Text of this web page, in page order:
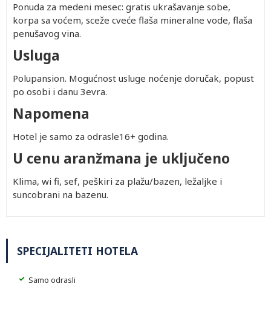
Ponuda za medeni mesec: gratis ukrašavanje sobe,
korpa sa voćem, sceže cveće flaša mineralne vode, flaša
penušavog vina.
Usluga
Polupansion. Mogućnost usluge noćenje doručak, popust
po osobi i danu 3evra.
Napomena
Hotel je samo za odrasle16+ godina.
U cenu aranžmana je uključeno
Klima, wi fi, sef, peškiri za plažu/bazen, ležaljke i
suncobrani na bazenu.
SPECIJALITETI HOTELA
Samo odrasli